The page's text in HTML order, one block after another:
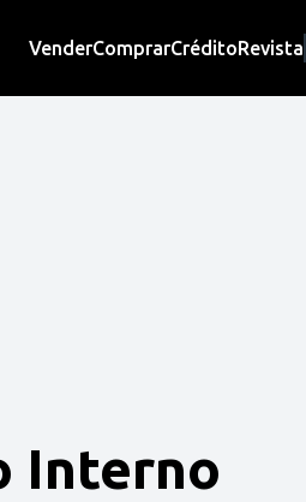
VenderComprarCréditoRevista
Interno